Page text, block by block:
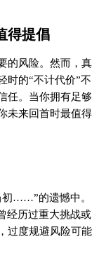
得提倡
的风险。然而，真
时的“不计代价”不
任。当你拥有足够
未来回首时最值得
初……”的遗憾中。
经历过重大挑战或
过度规避风险可能